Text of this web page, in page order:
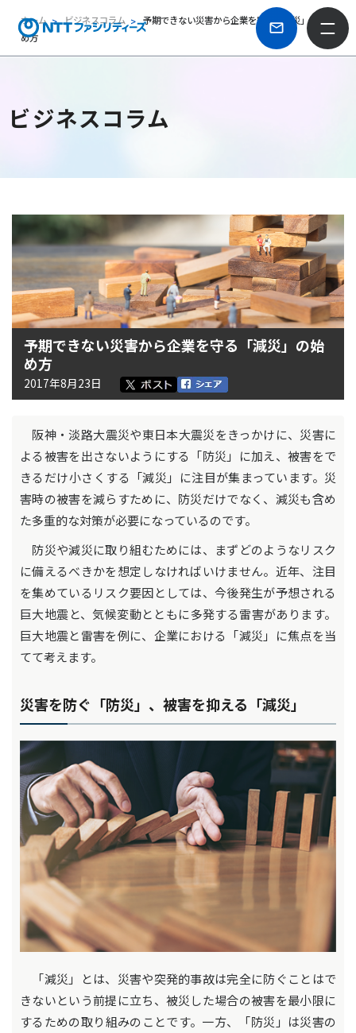
ホーム ビジネスコラム
予期できない災害から企業を守る「減災」の始
め方
ビジネスコラム
予期できない災害から企業を守る「減災」の始
め方
2017年8月23日
阪神・淡路大震災や東日本大震災をきっかけに、災害に
よる被害を出さないようにする「防災」に加え、被害をで
きるだけ小さくする「減災」に注目が集まっています。災
害時の被害を減らすために、防災だけでなく、減災も含め
た多重的な対策が必要になっているのです。
防災や減災に取り組むためには、まずどのようなリスク
に備えるべきかを想定しなければいけません。近年、注目
を集めているリスク要因としては、今後発生が予想される
巨大地震と、気候変動とともに多発する雷害があります。
巨大地震と雷害を例に、企業における「減災」に焦点を当
てて考えます。
災害を防ぐ「防災」、被害を抑える「減災」
「減災」とは、災害や突発的事故は完全に防ぐことはで
きないという前提に立ち、被災した場合の被害を最小限に
するための取り組みのことです。一方、「防災」は災害の